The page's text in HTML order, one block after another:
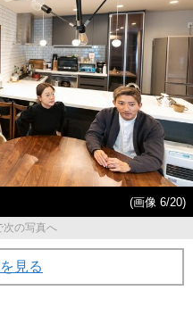
(画像 6/20)
次の写真へ
見る